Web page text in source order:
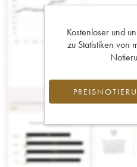
Kostenloser und
zu Statistiken von